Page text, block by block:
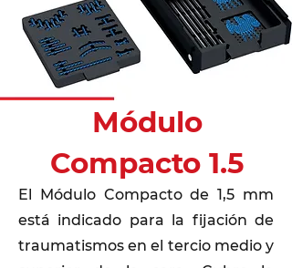
Módulo
Compacto 1.5
El Módulo Compacto de 1,5 mm
está indicado para la fijación de
traumatismos en el tercio medio y